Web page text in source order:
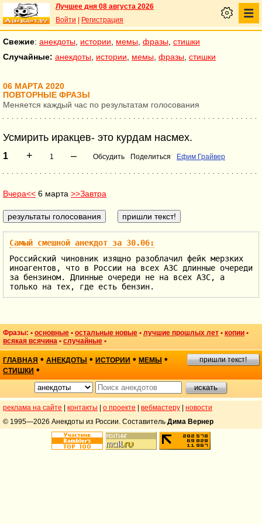
Лучшее дня 08 августа 2026
Войти
Регистрация
Свежие: анекдоты истории мемы фразы стишки
Случайные: анекдоты истории мемы фразы стишки
06 МАРТА 2020
ПОВТОРНЫЕ ФРАЗЫ
Меняется каждый час по результатам голосования
Усмирить иракцев- это курдам насмех.
1 + 1 – Обсудить Поделиться Ефим Грайвер
Вчера<< 6 марта >>Завтра
Самый смешной анекдот за 30.06:
Российский чиновник изящно разоблачил фейк мерзких
иноагентов, что в России на всех АЗС длинные очереди
за бензином. Длинные очереди не на всех АЗС, а
только на тех, где есть бензин.
Фразы: • основные • остальные новые • лучшие прошлых лет • копии •
всякая всячина • случайные •
ГЛАВНАЯ • АНЕКДОТЫ • ИСТОРИИ • МЕМЫ •
СТИШКИ •
пришли текст!
реклама на сайте контакты о проекте вебмастеру
новости
© 1995—2026 Анекдоты из России. Составитель Дима Вернер